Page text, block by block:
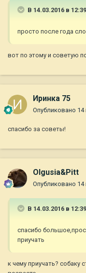
В 14.03.2016 в
просто после года
вот по этому и советую
Иринка 75
Опубликовано 14
спасибо за советы!
Olgusia&Pitt
Опубликовано 14
В 14.03.2016 в
спасибо
приучать
к чему приучать? собаку